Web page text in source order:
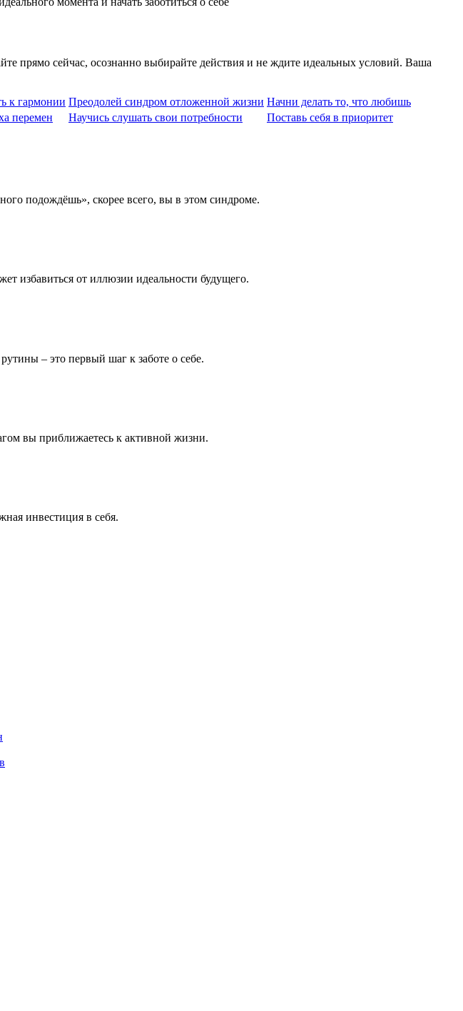
прямо сейчас, осознанно выбирайте действия и не ждите идеальных условий. Ваша
к гармонии Преодолей синдром отложенной жизни Начни делать то, что любишь
перемен Научись слушать свои потребности Поставь себя в приоритет
подождёшь», скорее всего, вы в этом синдроме.
избавиться от иллюзии идеальности будущего.
– это первый шаг к заботе о себе.
вы приближаетесь к активной жизни.
инвестиция в себя.